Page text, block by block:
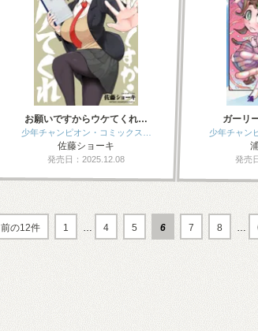
お願いですからウケてくれ…
少年チャンピオン・コミックス…
佐藤ショーキ
発売日：2025.12.08
ガーリ
少年チャン
発売
前の12件 1 … 4 5 6 7 8 …